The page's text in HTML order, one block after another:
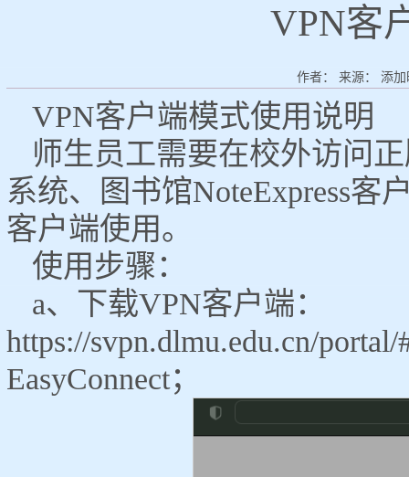
VPN客
作者： 来源： 添加
VPN客户端模式使用说明
师生员工需要在校外访问
系统、图书馆NoteExpress
客户端使用。
使用步骤：
a、下载VPN客户端：
https://svpn.dlmu.edu.cn/
EasyConnect；